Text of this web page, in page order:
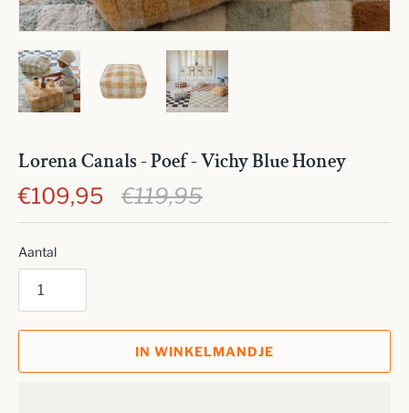
Lorena Canals - Poef - Vichy Blue Honey
€109,95
€119,95
Aantal
IN WINKELMANDJE